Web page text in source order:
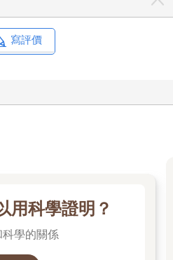
寫評價
用科學證明？
學的關係